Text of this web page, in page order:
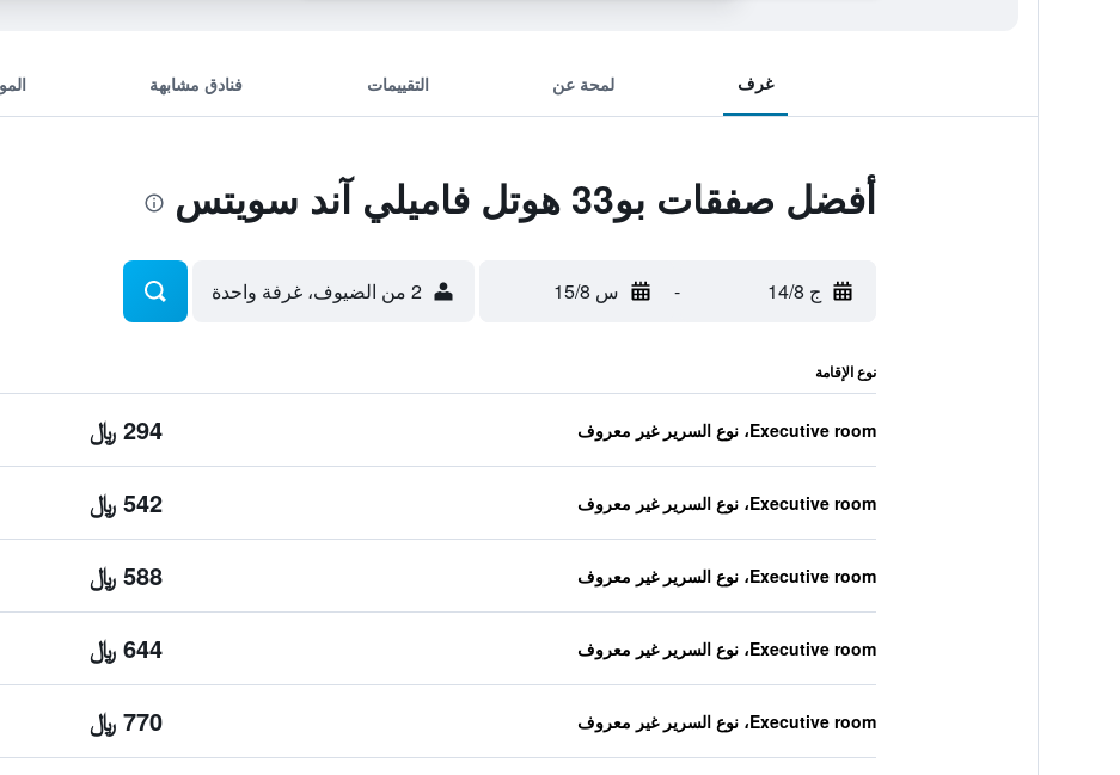
غرف لمحة عن التقييمات فنادق مشابهة
أفضل صفقات بو33 هوتل فاميلي آند سويتس
ج 14/8 - س 15/8 2 من الضيوف، غرفة واحدة
نوع الإقامة
Executive room، نوع السرير غير معروف 294 ﷼
Executive room، نوع السرير غير معروف 542 ﷼
Executive room، نوع السرير غير معروف 588 ﷼
Executive room، نوع السرير غير معروف 644 ﷼
Executive room، نوع السرير غير معروف 770 ﷼